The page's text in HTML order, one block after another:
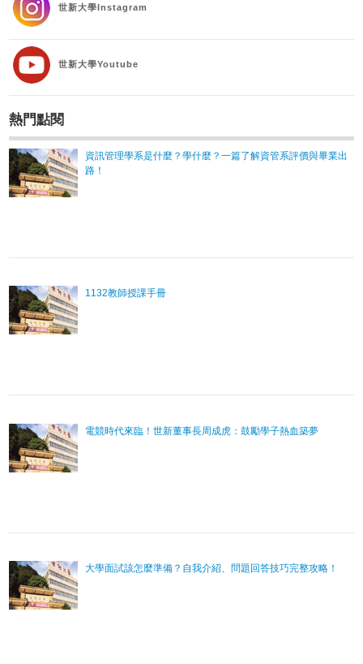
世新大學Instagram
世新大學Youtube
熱門點閱
資訊管理學系是什麼？學什麼？一篇了解資管系評價與畢業出
路！
1132教師授課手冊
電競時代來臨！世新董事長周成虎：鼓勵學子熱血築夢
大學面試該怎麼準備？自我介紹、問題回答技巧完整攻略！